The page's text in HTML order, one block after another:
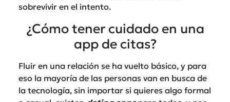
sobrevivir en el intento.
¿Cómo tener cuidado en una
app de citas?
Fluir en una relación se ha vuelto básico, y para
eso la mayoría de las personas van en busca de
la tecnología, sin importar si quieres algo formal